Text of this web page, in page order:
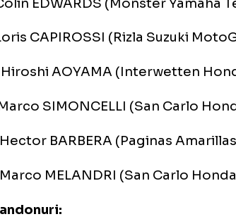
4. Nicky HAYDEN (Ducati
8. Colin EDWARDS (Monster
9. Loris CAPIROSSI (Rizla